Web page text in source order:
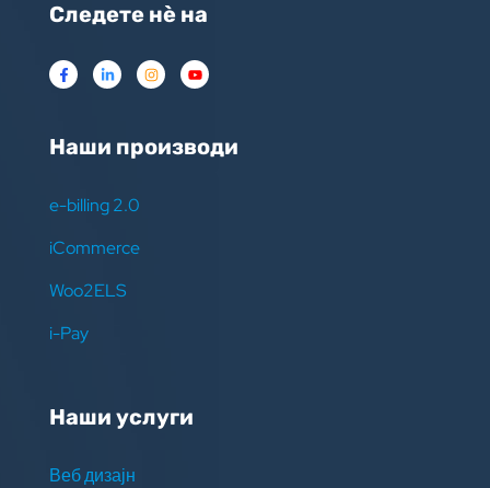
Следете нѐ на
Наши производи
e-billing 2.0
iCommerce
Woo2ELS
i-Pay
Наши услуги
Веб дизајн